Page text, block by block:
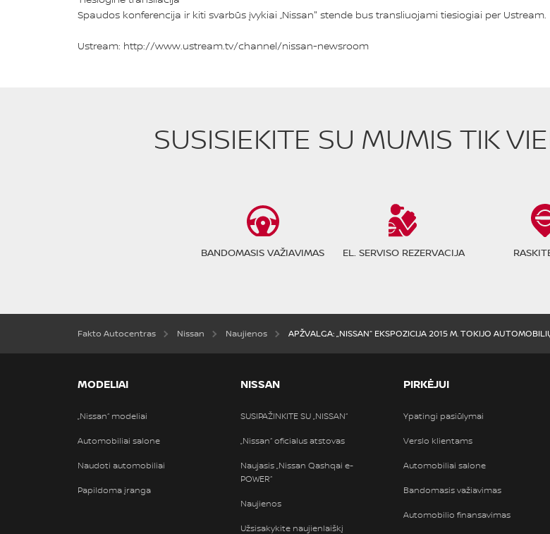
Spaudos konferencija ir kiti svarbūs įvykiai „Nissan" stende bus transliuojami tiesiogiai per Ustream.
Ustream: http://www.ustream.tv/channel/nissan-newsroom
SUSISIEKITE SU MUMIS TIK
BANDOMASIS VAŽIAVIMAS EL. SERVISO REZERVACIJA
Fakto Autocentras Nissan Naujienos APŽVALGA: „NISSAN“ EKSPOZICIJA 2015 M. TOKIJO
MODELIAI
„Nissan“ modeliai
Automobiliai salone
Naudoti automobiliai
Papildoma įranga
NISSAN
SUSIPAŽINKITE SU „NISSAN“
„Nissan“ oficialus atstovas
Naujasis „Nissan Qashqai e-
POWER“
Naujienos
Užsisakykite naujienlaiškį
PIRKĖJUI
Ypatingi pasiūlymai
Verslo klientams
Automobiliai salone
Bandomasis važiavimas
Automobilio finansavimas